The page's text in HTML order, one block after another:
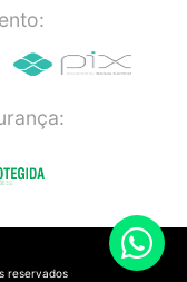
reservados